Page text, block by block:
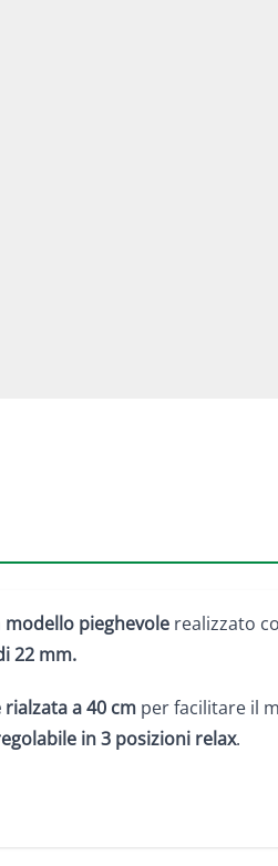
modello pieghevole realizzato
22 mm.
a 40 cm per facilitare il
in 3 posizioni relax.